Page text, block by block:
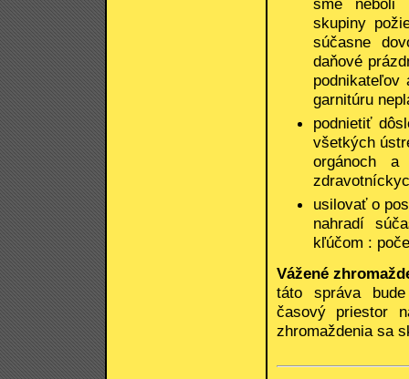
sme neboli
skupiny
súčasne
daňové
garnitúru
podnietiť
všetkých
orgánoch
usilovať o
nahradí
kľúčom :
Vážené
táto správa
časový priestor
zhromaždenia sa